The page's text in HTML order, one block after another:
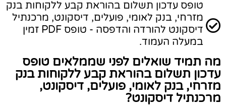
טופס עדכון תשלום בהוראת קבע ללקוחות בנק
מזרחי, בנק לאומי, פועלים, דיסקונט, מרכנתיל
דיסקונט להורדה והדפסה - טופס PDF זמין
במעלה העמוד.
מה תמיד שואלים לפני שממלאים טופס
עדכון תשלום בהוראת קבע ללקוחות בנק
מזרחי, בנק לאומי, פועלים, דיסקונט,
מרכנתיל דיסקונט?